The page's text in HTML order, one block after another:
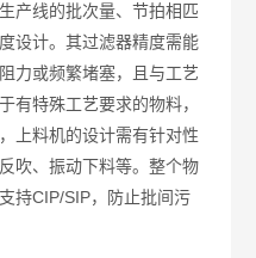
产线的批次量、节拍相匹
设计。其过滤器精度需能
力或频繁堵塞，且与工艺
有特殊工艺要求的物料，
上料机的设计需有针对性
吹、振动下料等。整个物
持CIP/SIP，防止批间污